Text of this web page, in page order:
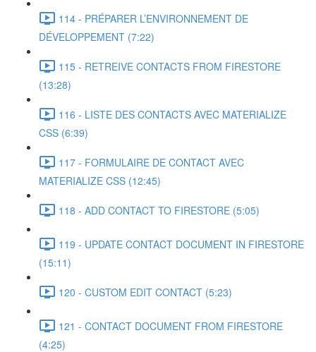
114 - PRÉPARER L’ENVIRONNEMENT DE
DÉVELOPPEMENT (7:22)
115 - RETREIVE CONTACTS FROM FIRESTORE
(13:28)
116 - LISTE DES CONTACTS AVEC MATERIALIZE
CSS (6:39)
117 - FORMULAIRE DE CONTACT AVEC
MATERIALIZE CSS (12:45)
118 - ADD CONTACT TO FIRESTORE (5:05)
119 - UPDATE CONTACT DOCUMENT IN FIRESTORE
(15:11)
120 - CUSTOM EDIT CONTACT (5:23)
121 - CONTACT DOCUMENT FROM FIRESTORE
(4:25)